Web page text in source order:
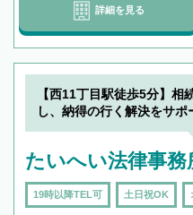
詳細を見る
【西11丁目駅徒歩5分】
し、納得の行く解決をサポ
たいへい法律事務
19時以降TEL可 土日祝OK